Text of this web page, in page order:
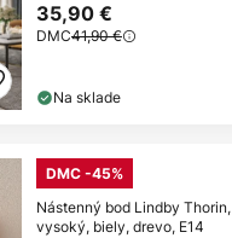
35,90 €
DMC41,90 €
Na sklade
DMC -45%
Nástenný bod Lindby
vysoký, biely, drevo, E14